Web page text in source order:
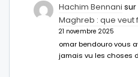
Hachim Bennani sur
Maghreb : que veut
21 novembre 2025
omar bendouro vous
jamais vu les choses